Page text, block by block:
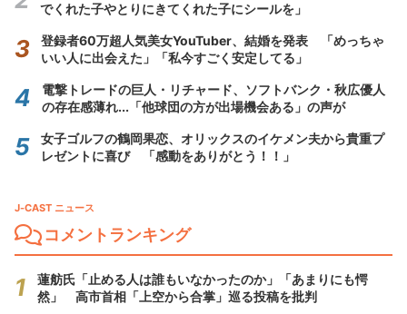
でくれた子やとりにきてくれた子にシールを」
登録者60万超人気美女YouTuber、結婚を発表 「めっちゃ
いい人に出会えた」「私今すごく安定してる」
電撃トレードの巨人・リチャード、ソフトバンク・秋広優人
の存在感薄れ...「他球団の方が出場機会ある」の声が
女子ゴルフの鶴岡果恋、オリックスのイケメン夫から貴重プ
レゼントに喜び 「感動をありがとう！！」
J-CAST ニュース
コメントランキング
蓮舫氏「止める人は誰もいなかったのか」「あまりにも愕
然」 高市首相「上空から合掌」巡る投稿を批判